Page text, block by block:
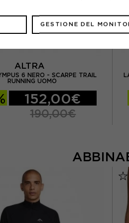
ALTRA
6 NERO - SCARPE TRAIL
RUNNING UOMO
152,00€
190,00€
GESTIONE DEL